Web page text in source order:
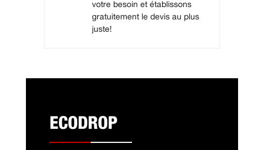
votre besoin et établissons
gratuitement le devis au plus
juste!
ECODROP